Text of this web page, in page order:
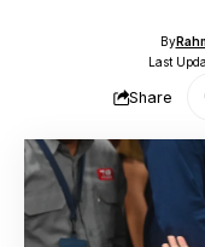
Last
By
Share